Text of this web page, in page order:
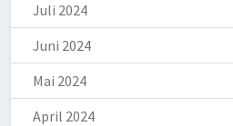
Juli 2024
Juni 2024
Mai 2024
April 2024